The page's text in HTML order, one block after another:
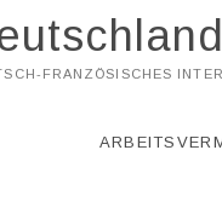
FRANZÖSISCHES